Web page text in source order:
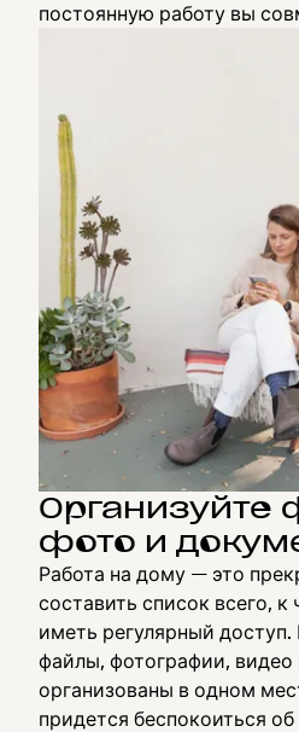
постоянную работу вы
Организуйте
фото и
Работа на дому — это
составить список всего,
иметь регулярный доступ.
файлы, фотографии,
организованы в одном
придется беспокоиться об